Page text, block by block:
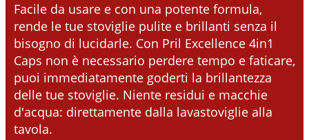
Facile da usare e con una potente formula,
rende le tue stoviglie pulite e brillanti senza il
bisogno di lucidarle. Con Pril Excellence 4in1
Caps non è necessario perdere tempo e faticare,
puoi immediatamente goderti la brillantezza
delle tue stoviglie. Niente residui e macchie
d'acqua: direttamente dalla lavastoviglie alla
tavola.